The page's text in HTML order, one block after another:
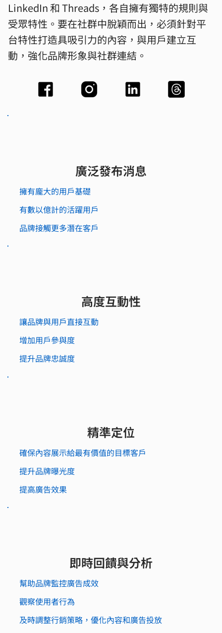
LinkedIn 和 Threads，各自擁有獨特的規則與
受眾特性。要在社群中脫穎而出，必須針對平
台特性打造具吸引力的內容，與用戶建立互
動，強化品牌形象與社群連結。
廣泛發布消息
擁有龐大的用戶基礎
有數以億計的活躍用戶
品牌接觸更多潛在客戶
高度互動性
讓品牌與用戶直接互動
增加用戶參與度
提升品牌忠誠度
精準定位
確保內容展示給最有價值的目標客戶
​提升品牌曝光度
提高廣告效果
即時回饋與分析
幫助品牌監控廣告成效
觀察使用者行為
及時調整行銷策略，優化內容和廣告投放